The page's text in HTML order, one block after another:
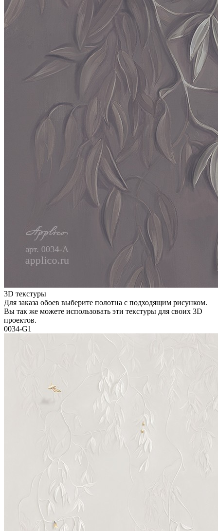
3D текстуры
Для заказа обоев выберите полотна с подходящим рисунком.
Вы так же можете использовать эти текстуры для своих 3D
проектов.
0034-G1